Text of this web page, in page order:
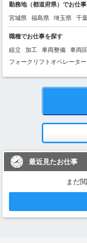
勤務地（都道府県）でお仕
宮城県
福島県 埼玉県 千
職種でお仕事を探す
組立
加工 車両整備 車両
フォークリフトオペレーター
最近見たお仕事
まだ